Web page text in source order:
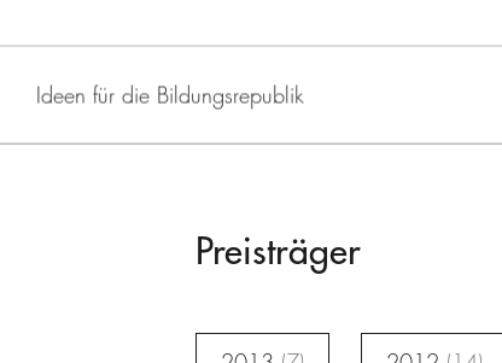
Ideen für die Bildungsrepublik
Preisträger